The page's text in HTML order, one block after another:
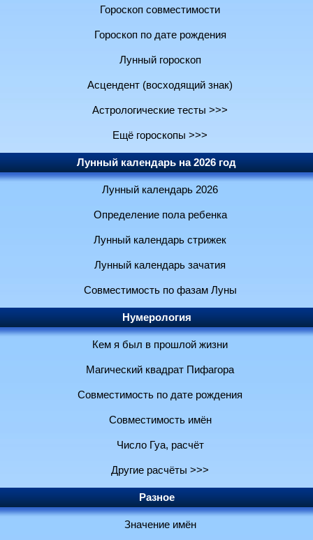
Гороскоп совместимости
Гороскоп по дате рождения
Лунный гороскоп
Асцендент (восходящий знак)
Астрологические тесты >>>
Ещё гороскопы >>>
Лунный календарь на 2026 год
Лунный календарь 2026
Определение пола ребенка
Лунный календарь стрижек
Лунный календарь зачатия
Совместимость по фазам Луны
Нумерология
Кем я был в прошлой жизни
Магический квадрат Пифагора
Совместимость по дате рождения
Совместимость имён
Число Гуа, расчёт
Другие расчёты >>>
Разное
Значение имён